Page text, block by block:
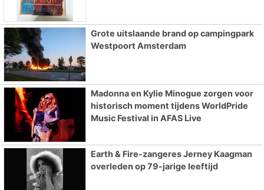
Grote uitslaande brand op campingpark
Westpoort Amsterdam
Madonna en Kylie Minogue zorgen voor
historisch moment tijdens WorldPride
Music Festival in AFAS Live
Earth & Fire-zangeres Jerney Kaagman
overleden op 79-jarige leeftijd